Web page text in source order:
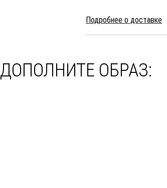
Подробнее о доставке
ДОПОЛНИТЕ ОБРАЗ: